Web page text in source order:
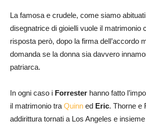
La famosa e crudele, come siamo
disegnatrice di gioielli vuole il matrimonio
risposta però, dopo la firma dell’accordo
domanda se la donna sia davvero
patriarca.
In ogni caso i Forrester hanno fatto
il matrimonio tra Quinn ed Eric. Thorne e
addirittura tornati a Los Angeles e